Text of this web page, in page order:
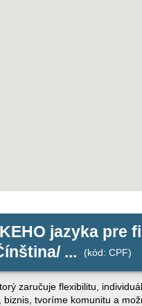
jazyka pre
...
(kód: CPF)
zaručuje flexibilitu,
tvoríme komunitu a